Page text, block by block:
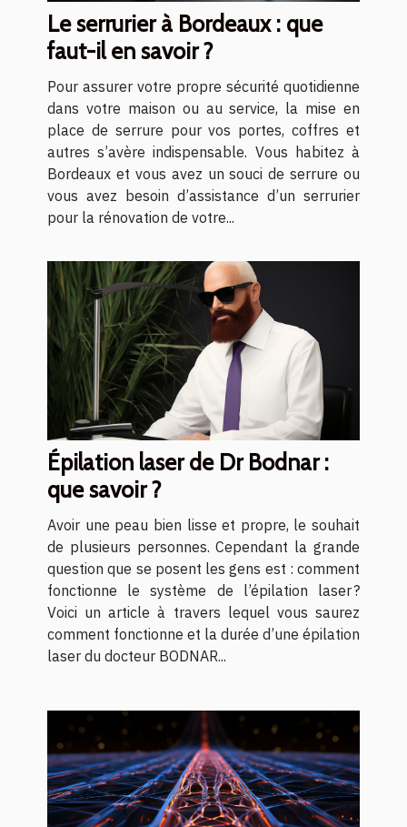
Le serrurier à Bordeaux : que
faut-il en savoir ?
Pour assurer votre propre sécurité quotidienne
dans votre maison ou au service, la mise en
place de serrure pour vos portes, coffres et
autres s’avère indispensable. Vous habitez à
Bordeaux et vous avez un souci de serrure ou
vous avez besoin d’assistance d’un serrurier
pour la rénovation de votre...
Épilation laser de Dr Bodnar :
que savoir ?
Avoir une peau bien lisse et propre, le souhait
de plusieurs personnes. Cependant la grande
question que se posent les gens est : comment
fonctionne le système de l’épilation laser ?
Voici un article à travers lequel vous saurez
comment fonctionne et la durée d’une épilation
laser du docteur BODNAR...